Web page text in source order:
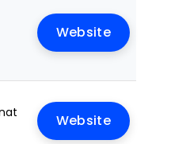
Website
Website